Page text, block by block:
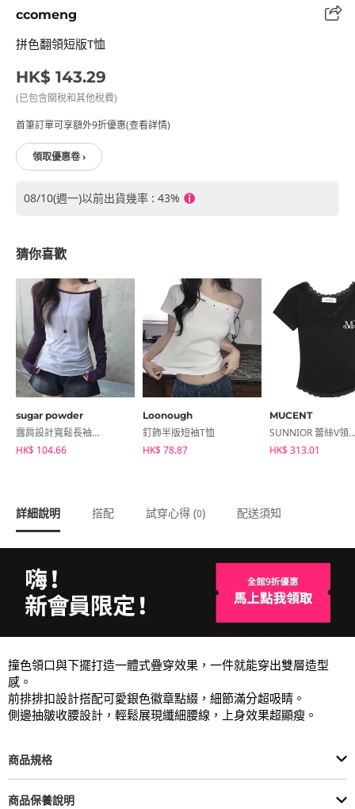
ccomeng
拼色翻領短版T恤
HK$ 143.29
(已包含關稅和其他稅費)
首筆訂單可享額外9折優惠(查看詳情)
領取優惠卷 ›
08/10(週一)以前出貨幾率 : 43%
猜你喜歡
sugar powder
露肩設計寬鬆長袖T恤
HK$ 104.66
Loonough
釘飾半版短袖T恤
HK$ 78.87
MUCENT
SUNNIOR 蕾絲V領短袖T恤
HK$ 313.01
詳細說明 搭配 試穿心得 (0) 配送須知
撞色領口與下擺打造一體式疊穿效果，一件就能穿出雙層造型
感。
前排排扣設計搭配可愛銀色徽章點綴，細節滿分超吸睛。
側邊抽皺收腰設計，輕鬆展現纖細腰線，上身效果超顯瘦。
商品規格
商品保養說明